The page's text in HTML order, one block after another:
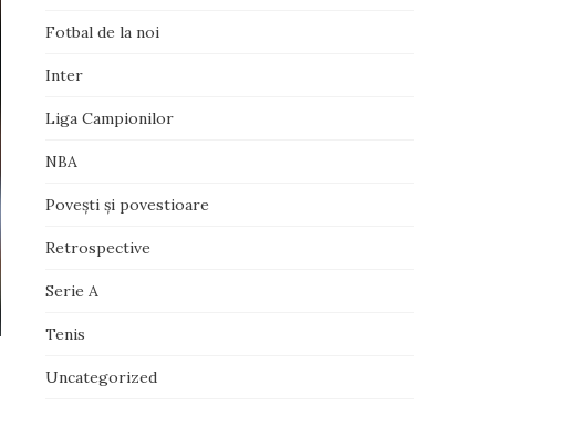
Fotbal de la noi
Inter
Liga Campionilor
NBA
Poveşti şi povestioare
Retrospective
Serie A
Tenis
Uncategorized